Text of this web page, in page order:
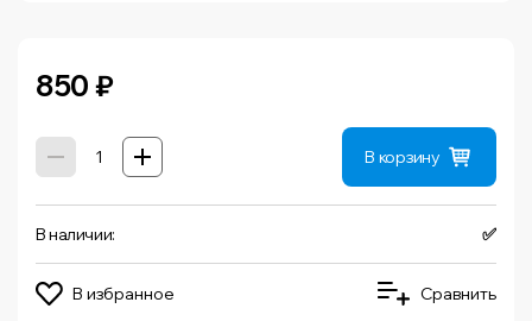
850 ₽
В корзину
В наличии: ✅
В избранное Сравнить